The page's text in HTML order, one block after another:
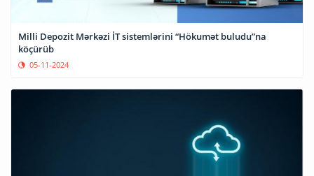
Milli Depozit Mərkəzi İT sistemlərini “Hökumət buludu”na
köçürüb
05-11-2024